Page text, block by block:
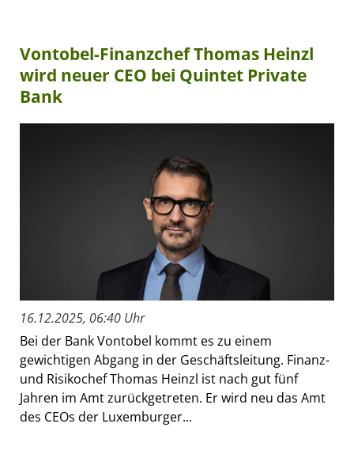
Vontobel-Finanzchef Thomas Heinzl
wird neuer CEO bei Quintet Private
Bank
16.12.2025, 06:40 Uhr
Bei der Bank Vontobel kommt es zu einem
gewichtigen Abgang in der Geschäftsleitung. Finanz-
und Risikochef Thomas Heinzl ist nach gut fünf
Jahren im Amt zurückgetreten. Er wird neu das Amt
des CEOs der Luxemburger...